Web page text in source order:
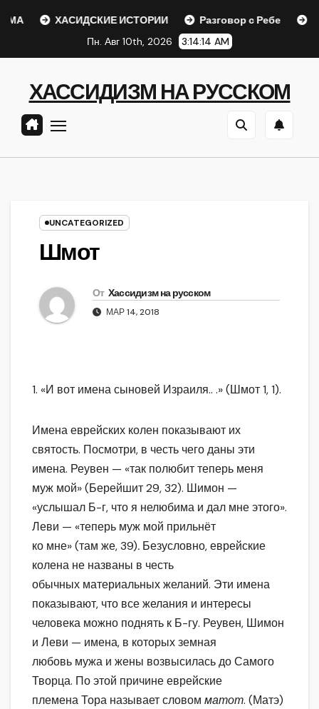
ХАСИДСКИЕ ИСТОРИИ Разговор с Ребе
Шаар
Пн. Авг 10th, 2026
3:14:14 AM
ХАССИДИЗМ НА РУССКОМ
UNCATEGORIZED
Шмот
От Хассидизм на русском
МАР 14, 2018
1. «И вот имена сыновей Израиля.. .» (Шмот 1, 1).
Имена еврейских колен показывают их
святость. Посмотри, в честь чего даны эти
имена. Реувен — «так полюбит теперь меня
муж мой» (Берейшит 29, 32). Шимон —
«услышал Б-г, что я нелюбима и дал мне этого».
Леви — «теперь муж мой прильнёт
ко мне» (там же, 39). Безусловно, еврейские
колена не названы в честь
обычных материальных желаний. Эти имена
показывают, что все желания и интересы
человека можно поднять к Б-гу. Реувен, Шимон
и Леви — имена, в которых земная
любовь мужа и жены возвысилась до Самого
Творца. По этой причине еврейские
племена Тора называет словом матот. (Матэ)